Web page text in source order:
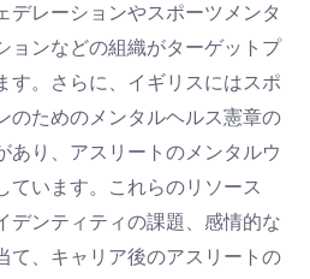
デレーションやスポーツメンタ
ョンなどの組織がターゲットプ
す。さらに、イギリスにはスポ
のためのメンタルヘルス憲章の
あり、アスリートのメンタルウ
ています。これらのリソース
デンティティの課題、感情的な
て、キャリア後のアスリートの